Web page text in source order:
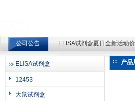
上海邦景实业有限公司
公司公告 ELISA试剂盒夏日全新活动
ELISA试剂盒夏日全新活动价
ELISA试剂盒
12453
大鼠试剂盒
产品